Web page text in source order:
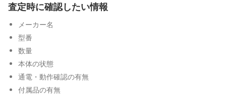
査定時に確認したい情報
メーカー名
型番
数量
本体の状態
通電・動作確認の有無
付属品の有無